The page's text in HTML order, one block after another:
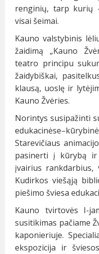
renginių, tarp kurių
visai šeimai.
Kauno valstybinis
žaidimą „Kauno
teatro principu
žaidybiškai,
klausą, uoslę ir
Kauno Žvėries.
Norintys susipažinti
Starevičiaus
pasinerti į kūrybą ir
įvairius
Kudirkos viešąją
piešimo šviesa
Kauno tvirtovės I-
susitikimas pačiame
kaponieriuje.
ekspozicija ir